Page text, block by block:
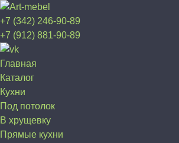
+7 (342) 246-90-89
+7 (912) 881-90-89
Главная
Каталог
Кухни
Под потолок
В хрущевку
Прямые кухни